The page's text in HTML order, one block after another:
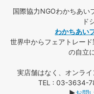
国際協力NGOわかちあい
ド
わかちあい
世界中からフェアトレー
の自立
実店舗はなく、オンライ
TEL : 03-3634-